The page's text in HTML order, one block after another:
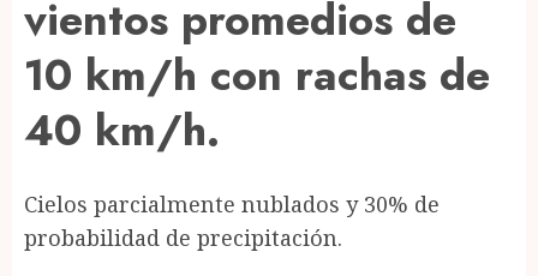
vientos promedios de
10 km/h con rachas de
40 km/h.
Cielos parcialmente nublados y 30% de
probabilidad de precipitación.